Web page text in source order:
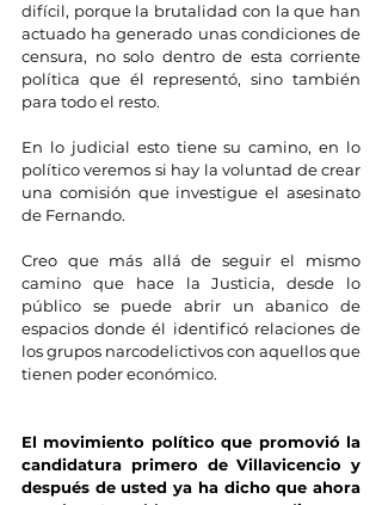
difícil, porque la brutalidad con la que han
actuado ha generado unas condiciones de
censura, no solo dentro de esta corriente
política que él representó, sino también
para todo el resto.
En lo judicial esto tiene su camino, en lo
político veremos si hay la voluntad de crear
una comisión que investigue el asesinato
de Fernando.
Creo que más allá de seguir el mismo
camino que hace la Justicia, desde lo
público se puede abrir un abanico de
espacios donde él identificó relaciones de
los grupos narcodelictivos con aquellos que
tienen poder económico.
El movimiento político que promovió la
candidatura primero de Villavicencio y
después de usted ya ha dicho que ahora